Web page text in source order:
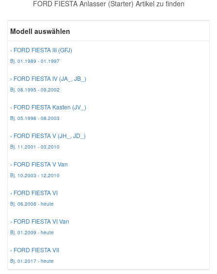
FORD FIESTA Anlasser (Starter) Artikel zu finden
Modell auswählen
› FORD FIESTA III (GFJ)
Bj. 01.1989 - 01.1997
› FORD FIESTA IV (JA_, JB_)
Bj. 08.1995 - 09.2002
› FORD FIESTA Kasten (JV_)
Bj. 05.1998 - 08.2003
› FORD FIESTA V (JH_, JD_)
Bj. 11.2001 - 03.2010
› FORD FIESTA V Van
Bj. 10.2003 - 12.2010
› FORD FIESTA VI
Bj. 06.2008 - heute
› FORD FIESTA VI Van
Bj. 01.2009 - heute
› FORD FIESTA VII
Bj. 01.2017 - heute
Zündanlage und Glühanlage
Mercedes Ersatzteile